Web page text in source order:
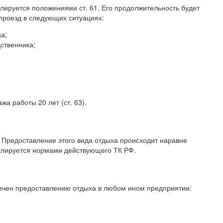
положениями ст. 61. Его продолжительность будет
в следующих ситуациях:
работы 20 лет (ст. 63).
этого вида отдыха происходит наравне
нормами действующего ТК РФ.
предоставлению отдыха в любом ином предприятии: